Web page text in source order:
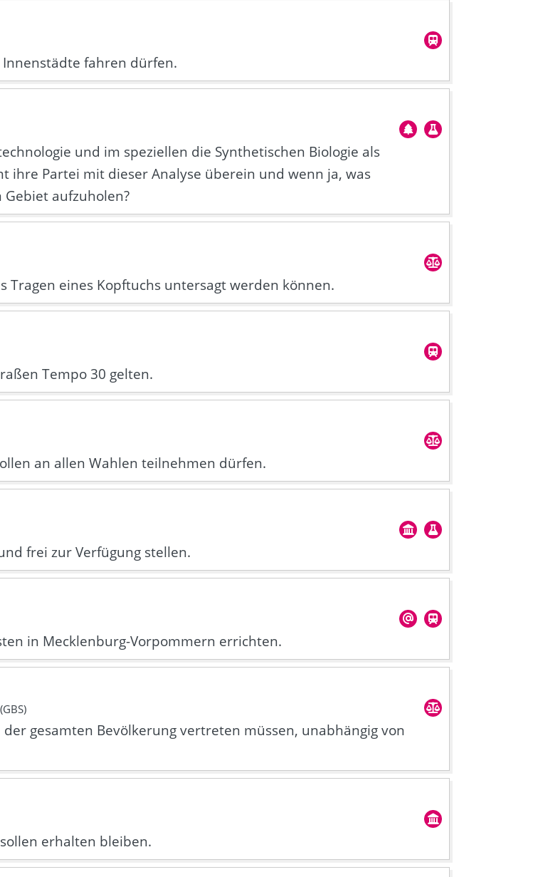
fahren dürfen.
und im speziellen die Synthetischen Biologie als
ihre Partei mit dieser Analyse überein und wenn ja, was
aufzuholen?
Tragen eines Kopftuchs untersagt werden können.
Tempo 30 gelten.
an allen Wahlen teilnehmen dürfen.
frei zur Verfügung stellen.
in Mecklenburg-Vorpommern errichten.
gesamten Bevölkerung vertreten müssen, unabhängig von
erhalten bleiben.